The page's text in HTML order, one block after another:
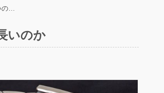
…
いのか